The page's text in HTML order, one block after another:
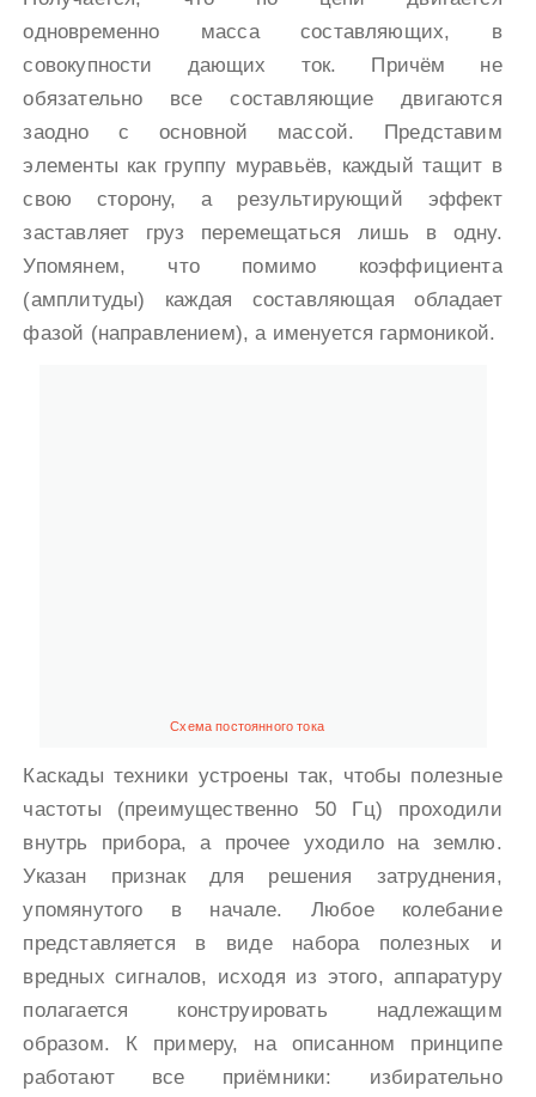
одновременно масса составляющих, в
совокупности дающих ток. Причём не
обязательно все составляющие двигаются
заодно с основной массой. Представим
элементы как группу муравьёв, каждый тащит в
свою сторону, а результирующий эффект
заставляет груз перемещаться лишь в одну.
Упомянем, что помимо коэффициента
(амплитуды) каждая составляющая обладает
фазой (направлением), а именуется гармоникой.
Схема постоянного тока
Каскады техники устроены так, чтобы полезные
частоты (преимущественно 50 Гц) проходили
внутрь прибора, а прочее уходило на землю.
Указан признак для решения затруднения,
упомянутого в начале. Любое колебание
представляется в виде набора полезных и
вредных сигналов, исходя из этого, аппаратуру
полагается конструировать надлежащим
образом. К примеру, на описанном принципе
работают все приёмники: избирательно